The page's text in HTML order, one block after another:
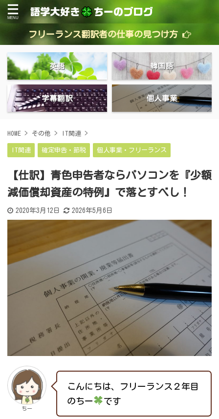
フリーランス翻訳者の仕事の見つけ方
英語 韓国語
字幕翻訳 個人事業
HOME > その他 > IT関連 >
IT関連 確定申告・節税 個人事業・フリーランス
【仕訳】青色申告者ならパソコンを『少額
減価償却資産の特例』で落とすべし！
2020年3月12日 2026年5月6日
ちー
こんにちは、フリーランス２年目
のちー
です